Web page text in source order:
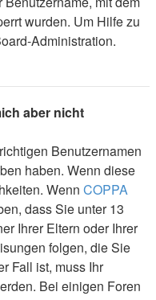
wurden. Um Hilfe zu
Administration.
aber nicht
Benutzernamen
haben. Wenn diese
Wenn COPPA
dass Sie unter 13
Ihrer Eltern oder Ihrer
folgen, die Sie
Fall ist, muss Ihr
Bei einigen Foren